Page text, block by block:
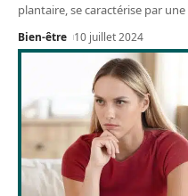
plantaire, se caractérise par
Bien-être 10 juillet 2024